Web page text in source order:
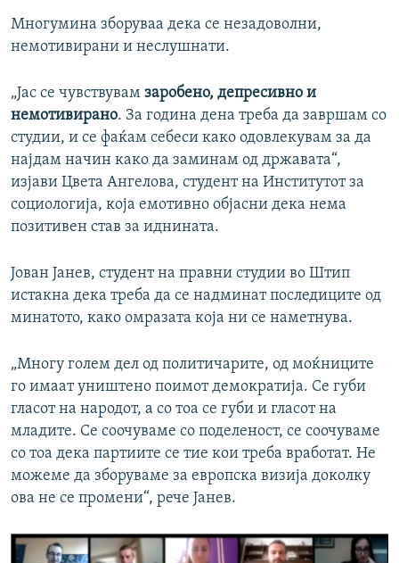
Многумина зборуваа дека се незадоволни,
немотивирани и неслушнати.
„Јас се чувствувам заробено, депресивно и
немотивирано. За година дена треба да завршам со
студии, и се фаќам себеси како одовлекувам за да
најдам начин како да заминам од државата“,
изјави Цвета Ангелова, студент на Институтот за
социологија, која емотивно објасни дека нема
позитивен став за иднината.
Јован Јанев, студент на правни студии во Штип
истакна дека треба да се надминат последиците од
минатото, како омразата која ни се наметнува.
„Многу голем дел од политичарите, од моќниците
го имаат уништено поимот демократија. Се губи
гласот на народот, а со тоа се губи и гласот на
младите. Се соочуваме со поделеност, се соочуваме
со тоа дека партиите се тие кои треба вработат. Не
можеме да зборуваме за европска визија доколку
ова не се промени“, рече Јанев.